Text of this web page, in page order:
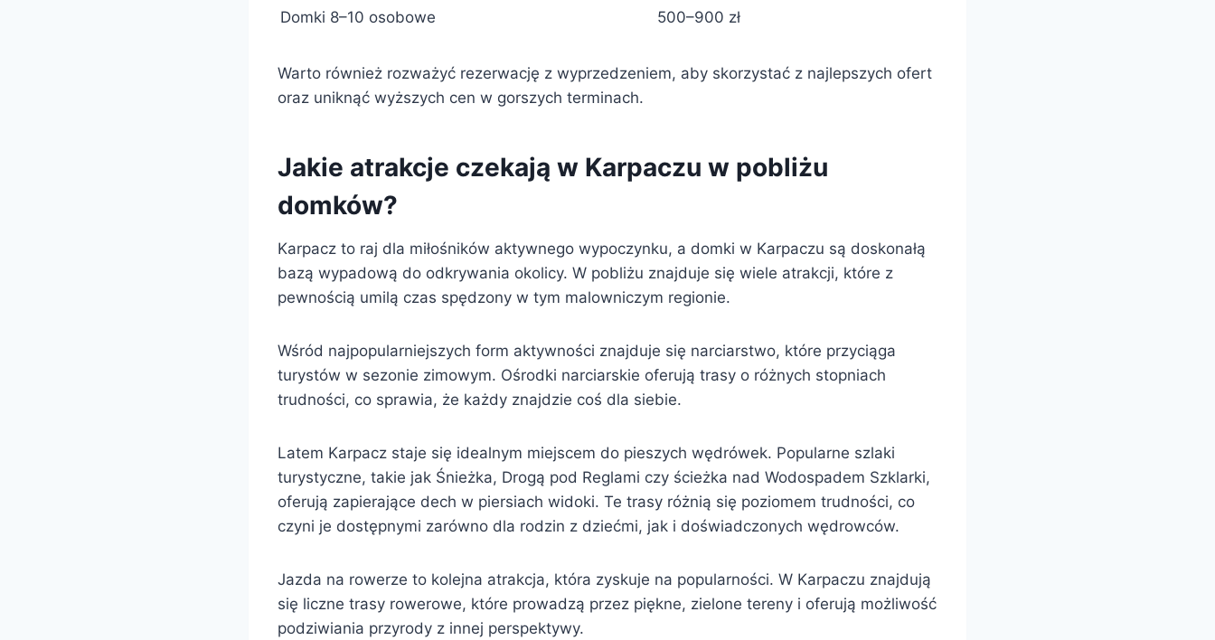
Domki 8–10 osobowe
500–900 zł
Warto również rozważyć rezerwację z wyprzedzeniem, aby skorzystać z najlepszych ofert
oraz uniknąć wyższych cen w gorszych terminach.
Jakie atrakcje czekają w Karpaczu w pobliżu
domków?
Karpacz to raj dla miłośników aktywnego wypoczynku, a domki w Karpaczu są doskonałą
bazą wypadową do odkrywania okolicy. W pobliżu znajduje się wiele atrakcji, które z
pewnością umilą czas spędzony w tym malowniczym regionie.
Wśród najpopularniejszych form aktywności znajduje się narciarstwo, które przyciąga
turystów w sezonie zimowym. Ośrodki narciarskie oferują trasy o różnych stopniach
trudności, co sprawia, że każdy znajdzie coś dla siebie.
Latem Karpacz staje się idealnym miejscem do pieszych wędrówek. Popularne szlaki
turystyczne, takie jak Śnieżka, Drogą pod Reglami czy ścieżka nad Wodospadem Szklarki,
oferują zapierające dech w piersiach widoki. Te trasy różnią się poziomem trudności, co
czyni je dostępnymi zarówno dla rodzin z dziećmi, jak i doświadczonych wędrowców.
Jazda na rowerze to kolejna atrakcja, która zyskuje na popularności. W Karpaczu znajdują
się liczne trasy rowerowe, które prowadzą przez piękne, zielone tereny i oferują możliwość
podziwiania przyrody z innej perspektywy.